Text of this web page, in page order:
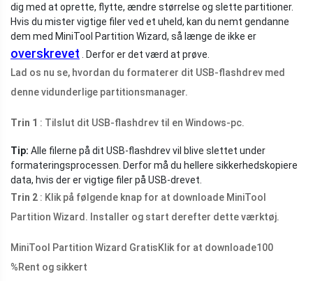
dig med at oprette, flytte, ændre størrelse og slette partitioner.
Hvis du mister vigtige filer ved et uheld, kan du nemt gendanne
dem med MiniTool Partition Wizard, så længe de ikke er
overskrevet . Derfor er det værd at prøve.
Lad os nu se, hvordan du formaterer dit USB-flashdrev med
denne vidunderlige partitionsmanager.
Trin 1 : Tilslut dit USB-flashdrev til en Windows-pc.
Tip: Alle filerne på dit USB-flashdrev vil blive slettet under
formateringsprocessen. Derfor må du hellere sikkerhedskopiere
data, hvis der er vigtige filer på USB-drevet.
Trin 2 : Klik på følgende knap for at downloade MiniTool
Partition Wizard. Installer og start derefter dette værktøj.
MiniTool Partition Wizard GratisKlik for at downloade100
%Rent og sikkert